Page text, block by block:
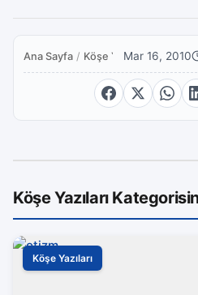
Ana Sayfa / Köşe YazılarıMar 16, 2010
Köşe Yazıları
Köşe Yazıları